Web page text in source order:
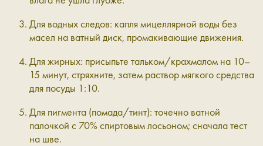
Для водных следов: капля мицеллярной воды без
масел на ватный диск, промакивающие движения.
Для жирных: присыпьте тальком/крахмалом на 10–
15 минут, стряхните, затем раствор мягкого средства
для посуды 1:10.
Для пигмента (помада/тинт): точечно ватной
палочкой с 70% спиртовым лосьоном; сначала тест
на шве.